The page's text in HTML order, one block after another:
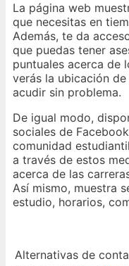
La página web
que necesitas en
Además, te da
que puedas tener
puntuales acerca de
verás la ubicación
acudir sin problema.
De igual modo,
sociales de
comunidad
a través de estos
acerca de las
Así mismo, muestra
estudio, horarios,
Alternativas de